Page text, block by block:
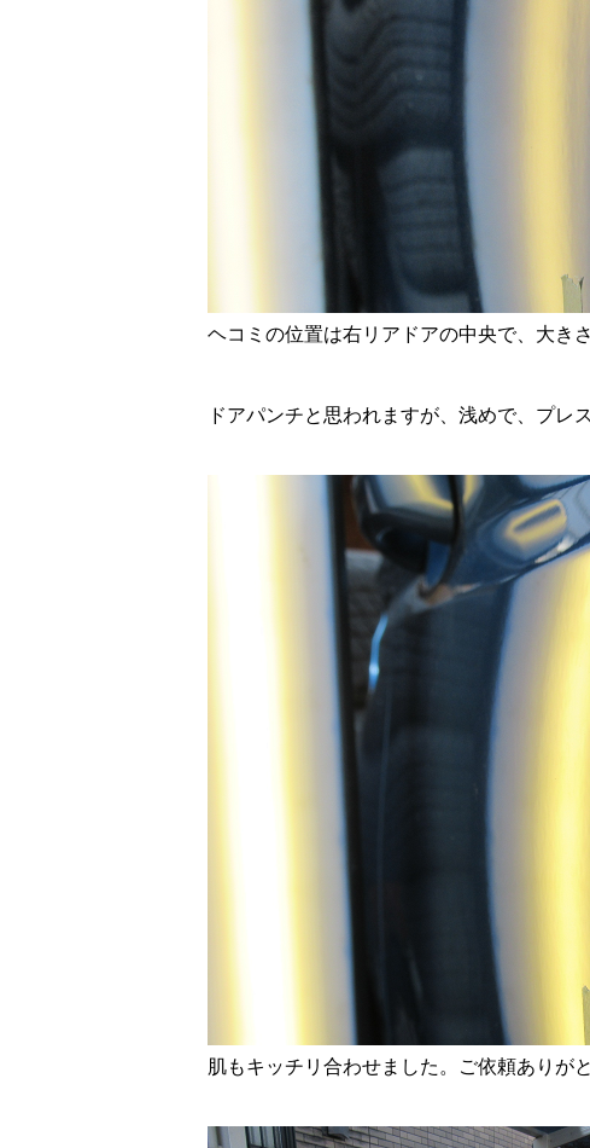
ヘコミの位置は右リアドアの中央で、大き
ドアパンチと思われますが、浅めで、プレ
肌もキッチリ合わせました。ご依頼ありが